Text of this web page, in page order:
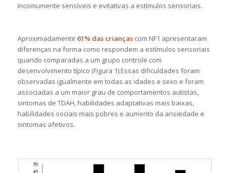
incomumente sensíveis e evitativas a estímulos sensoriais.
Aproximadamente 61% das crianças com NF1 apresentaram
diferenças na forma como respondem a estímulos sensoriais
quando comparadas a um grupo controle com
desenvolvimento típico (Figura 1).Essas dificuldades foram
observadas igualmente em todas as idades e sexo e foram
associadas a um maior grau de comportamentos autistas,
sintomas de TDAH, habilidades adaptativas mais baixas,
habilidades sociais mais pobres e aumento da ansiedade e
sintomas afetivos.